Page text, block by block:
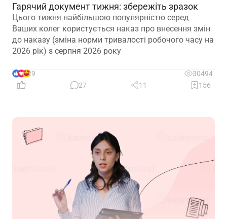
Гарячий документ тижня: збережіть зразок
Цього тижня найбільшою популярністю серед
Ваших колег користується наказ про внесення змін
до наказу (зміна норми тривалості робочого часу на
2026 рік) з серпня 2026 року
29
30494
27
11 156